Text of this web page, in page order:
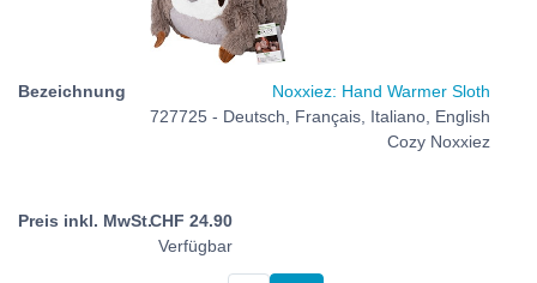
Noxxiez: Hand Warmer Sloth
727725 - Deutsch, Français, Italiano, English
Cozy Noxxiez
CHF 24.90
Verfügbar